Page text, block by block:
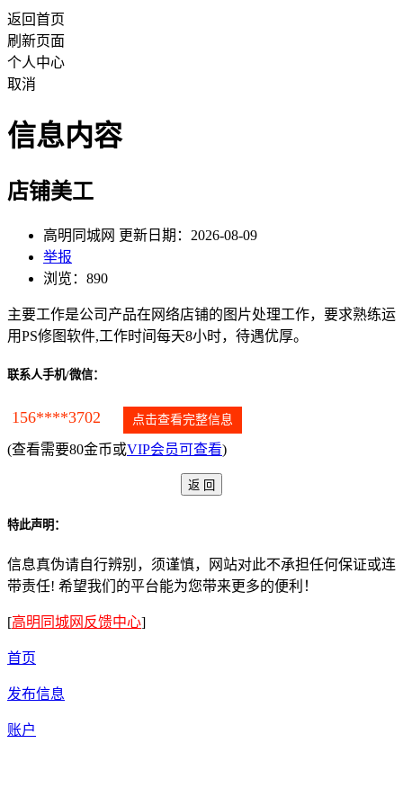
返回首页
刷新页面
个人中心
取消
信息内容
店铺美工
高明同城网 更新日期：2026-08-09
举报
浏览：890
主要工作是公司产品在网络店铺的图片处理工作，要求熟练运
用PS修图软件,工作时间每天8小时，待遇优厚。
联系人手机/微信：
156****3702 点击查看完整信息
(查看需要80金币或VIP会员可查看)
特此声明：
信息真伪请自行辨别，须谨慎，网站对此不承担任何保证或连
带责任! 希望我们的平台能为您带来更多的便利！
[高明同城网反馈中心]
首页
发布信息
账户